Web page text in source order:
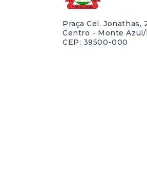
Praça Cel. Jonathas,
Centro - Monte Azul/
CEP: 39500-000